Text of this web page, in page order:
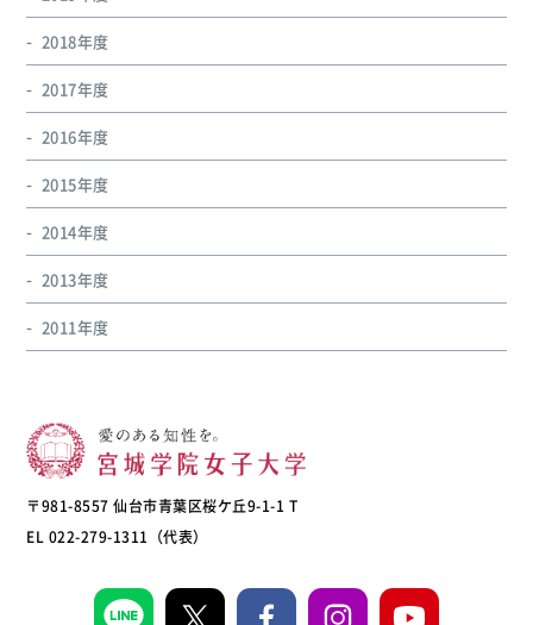
2018年度
2017年度
2016年度
2015年度
2014年度
2013年度
2011年度
〒981-8557 仙台市青葉区桜ケ丘9-1-1 T
EL 022-279-1311（代表）